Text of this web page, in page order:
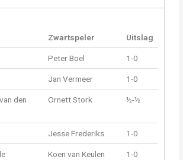
Zwartspeler Uitslag
Peter Boel 1-0
Jan Vermeer 1-0
den
Ornett Stork ½-½
Jesse Frederiks 1-0
Koen van Keulen 1-0